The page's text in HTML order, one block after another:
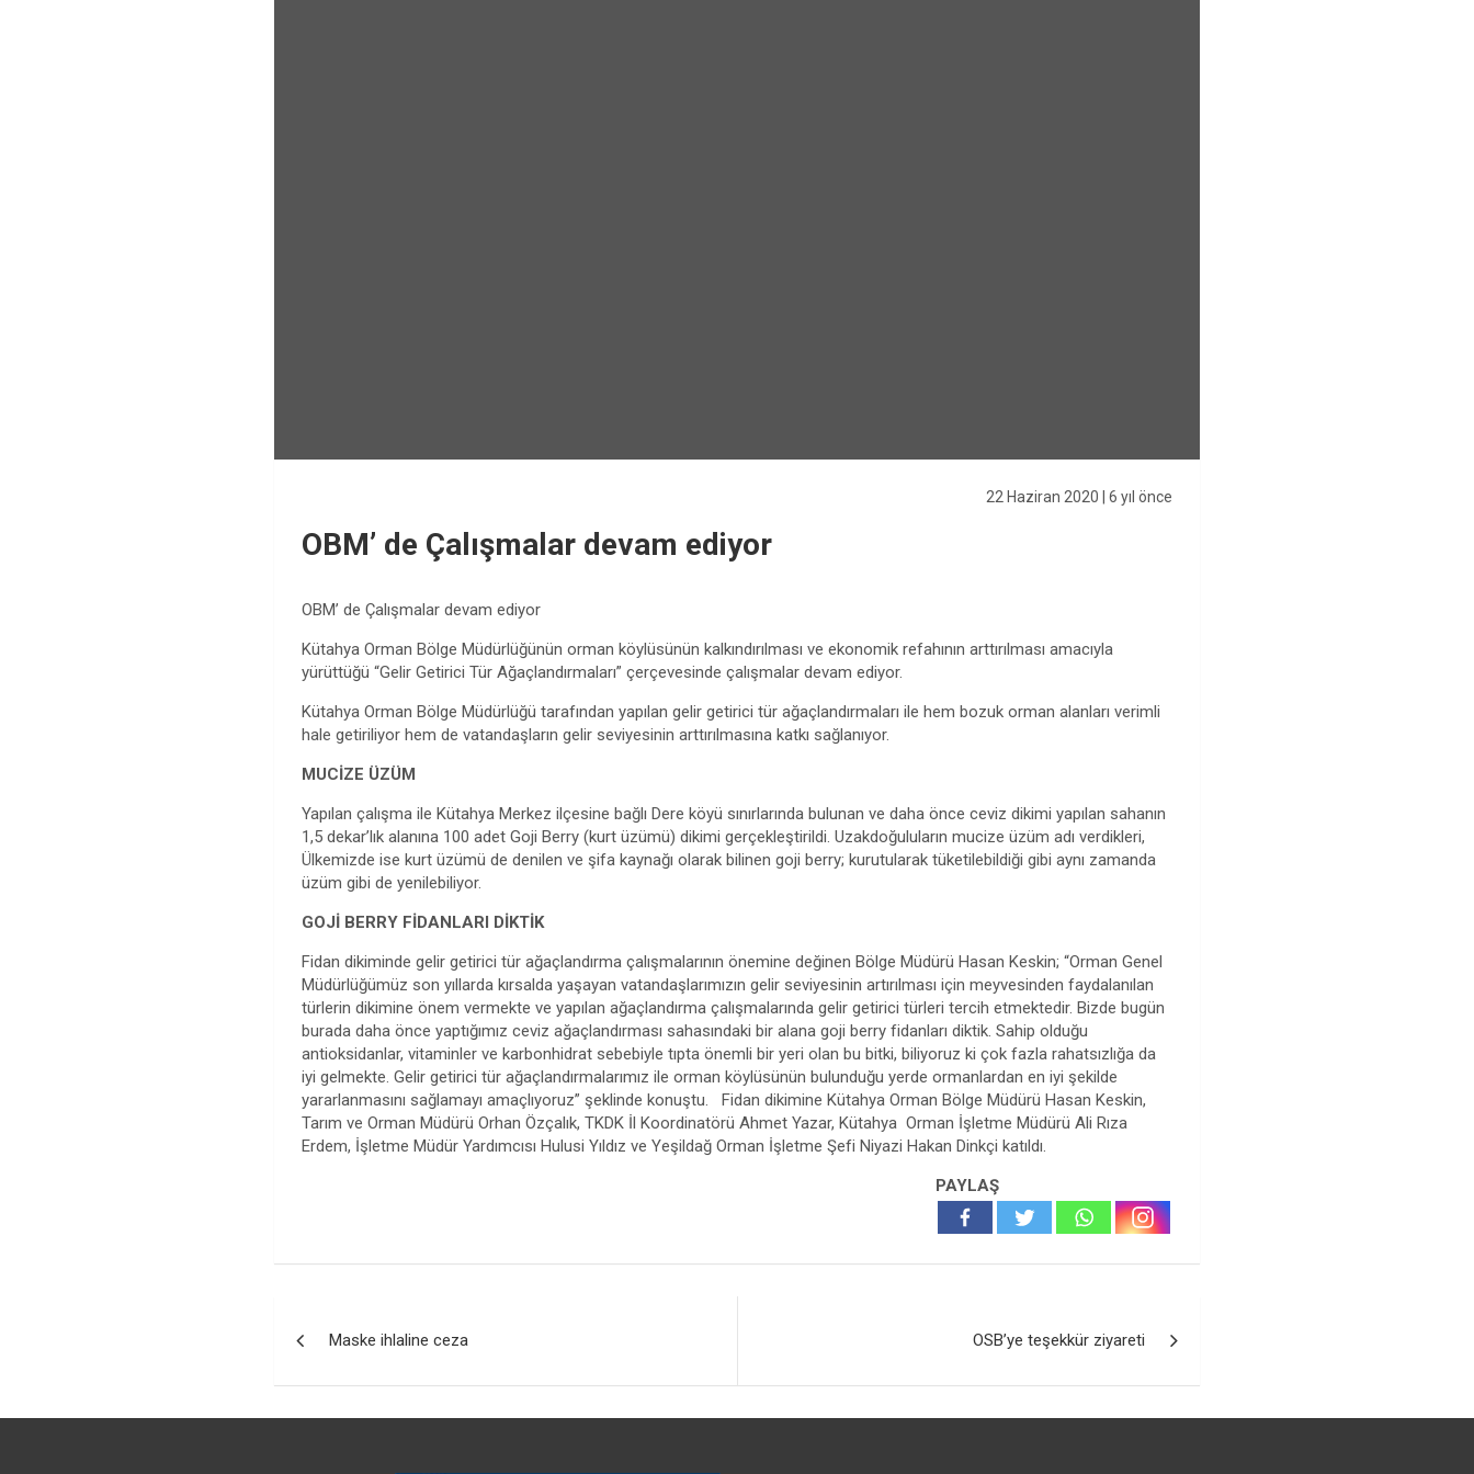
22 Haziran 2020 | 6 yıl önce
OBM’ de Çalışmalar devam ediyor
OBM’ de Çalışmalar devam ediyor
Kütahya Orman Bölge Müdürlüğünün orman köylüsünün kalkındırılması ve ekonomik refahının arttırılması amacıyla
yürüttüğü “Gelir Getirici Tür Ağaçlandırmaları” çerçevesinde çalışmalar devam ediyor.
Kütahya Orman Bölge Müdürlüğü tarafından yapılan gelir getirici tür ağaçlandırmaları ile hem bozuk orman alanları verimli
hale getiriliyor hem de vatandaşların gelir seviyesinin arttırılmasına katkı sağlanıyor.
MUCİZE ÜZÜM
Yapılan çalışma ile Kütahya Merkez ilçesine bağlı Dere köyü sınırlarında bulunan ve daha önce ceviz dikimi yapılan sahanın
1,5 dekar’lık alanına 100 adet Goji Berry (kurt üzümü) dikimi gerçekleştirildi. Uzakdoğuluların mucize üzüm adı verdikleri,
Ülkemizde ise kurt üzümü de denilen ve şifa kaynağı olarak bilinen goji berry; kurutularak tüketilebildiği gibi aynı zamanda
üzüm gibi de yenilebiliyor.
GOJİ BERRY FİDANLARI DİKTİK
Fidan dikiminde gelir getirici tür ağaçlandırma çalışmalarının önemine değinen Bölge Müdürü Hasan Keskin; “Orman Genel
Müdürlüğümüz son yıllarda kırsalda yaşayan vatandaşlarımızın gelir seviyesinin artırılması için meyvesinden faydalanılan
türlerin dikimine önem vermekte ve yapılan ağaçlandırma çalışmalarında gelir getirici türleri tercih etmektedir. Bizde bugün
burada daha önce yaptığımız ceviz ağaçlandırması sahasındaki bir alana goji berry fidanları diktik. Sahip olduğu
antioksidanlar, vitaminler ve karbonhidrat sebebiyle tıpta önemli bir yeri olan bu bitki, biliyoruz ki çok fazla rahatsızlığa da
iyi gelmekte. Gelir getirici tür ağaçlandırmalarımız ile orman köylüsünün bulunduğu yerde ormanlardan en iyi şekilde
yararlanmasını sağlamayı amaçlıyoruz” şeklinde konuştu. Fidan dikimine Kütahya Orman Bölge Müdürü Hasan Keskin,
Tarım ve Orman Müdürü Orhan Özçalık, TKDK İl Koordinatörü Ahmet Yazar, Kütahya Orman İşletme Müdürü Ali Rıza
Erdem, İşletme Müdür Yardımcısı Hulusi Yıldız ve Yeşildağ Orman İşletme Şefi Niyazi Hakan Dinkçi katıldı.
PAYLAŞ
Maske ihlaline ceza OSB’ye teşekkür ziyareti